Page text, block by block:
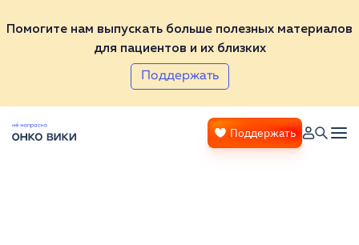
Помогите нам выпускать больше полезных материалов
для пациентов и их близких
Поддержать
Поддержать